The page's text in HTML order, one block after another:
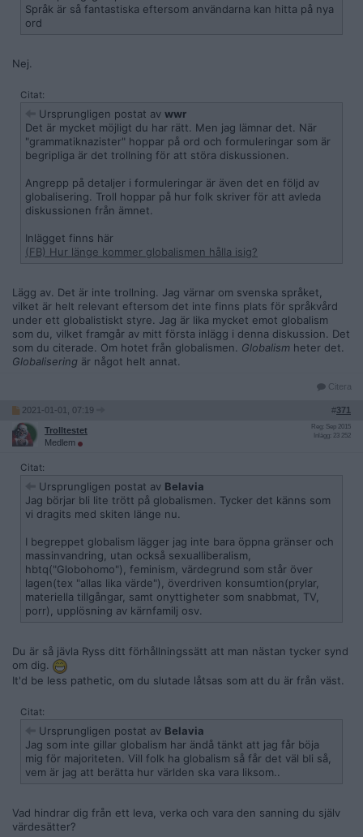
Språk är så fantastiska eftersom användarna kan hitta på nya
ord
Nej.
Citat:
Ursprungligen postat av wwr
Det är mycket möjligt du har rätt. Men jag lämnar det. När
"grammatiknazister" hoppar på ord och formuleringar som är
begripliga är det trollning för att störa diskussionen.
Angrepp på detaljer i formuleringar är även det en följd av
globalisering. Troll hoppar på hur folk skriver för att avleda
diskussionen från ämnet.
Inlägget finns här
(FB) Hur länge kommer globalismen hålla isig?
Lägg av. Det är inte trollning. Jag värnar om svenska språket,
vilket är helt relevant eftersom det inte finns plats för språkvård
under ett globalistiskt styre. Jag är lika mycket emot globalism
som du, vilket framgår av mitt första inlägg i denna diskussion. Det
som du citerade. Om hotet från globalismen. Globalism heter det.
Globalisering är något helt annat.
Citera
2021-01-01, 07:19 #371
Trolltestet
Medlem
Reg: Sep 2015
Inlägg: 23 252
Citat:
Ursprungligen postat av Belavia
Jag börjar bli lite trött på globalismen. Tycker det känns som
vi dragits med skiten länge nu.
I begreppet globalism lägger jag inte bara öppna gränser och
massinvandring, utan också sexualliberalism,
hbtq("Globohomo"), feminism, värdegrund som står över
lagen(tex "allas lika värde"), överdriven konsumtion(prylar,
materiella tillgångar, samt onyttigheter som snabbmat, TV,
porr), upplösning av kärnfamilj osv.
Du är så jävla Ryss ditt förhållningssätt att man nästan tycker synd
om dig.
It'd be less pathetic, om du slutade låtsas som att du är från väst.
Citat:
Ursprungligen postat av Belavia
Jag som inte gillar globalism har ändå tänkt att jag får böja
mig för majoriteten. Vill folk ha globalism så får det väl bli så,
vem är jag att berätta hur världen ska vara liksom..
Vad hindrar dig från ett leva, verka och vara den sanning du själv
värdesätter?